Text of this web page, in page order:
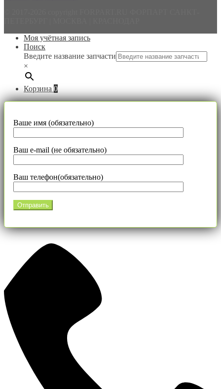
Моя учётная запись
Поиск
Введите название запчасти
×
Корзина 0
Ваше имя (обязательно)
Ваш e-mail (не обязательно)
Ваш телефон(обязательно)